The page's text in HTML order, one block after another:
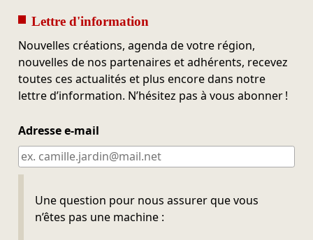
Lettre d'information
Nouvelles créations, agenda de votre région,
nouvelles de nos partenaires et adhérents, recevez
toutes ces actualités et plus encore dans notre
lettre d’information. N’hésitez pas à vous abonner !
Adresse e-mail
Une question pour nous assurer que vous
n’êtes pas une machine :
Ne pas remplir